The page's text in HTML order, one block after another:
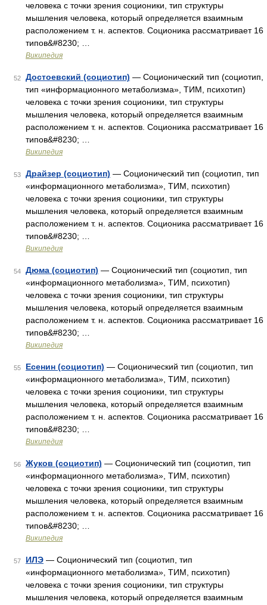
человека с точки зрения соционики, тип структуры
мышления человека, который определяется взаимным
расположением т. н. аспектов. Соционика рассматривает 16
типов&#8230; …
Википедия
52 Достоевский (социотип) — Соционический тип (социотип,
тип «информационного метаболизма», ТИМ, психотип)
человека с точки зрения соционики, тип структуры
мышления человека, который определяется взаимным
расположением т. н. аспектов. Соционика рассматривает 16
типов&#8230; …
Википедия
53 Драйзер (социотип) — Соционический тип (социотип, тип
«информационного метаболизма», ТИМ, психотип)
человека с точки зрения соционики, тип структуры
мышления человека, который определяется взаимным
расположением т. н. аспектов. Соционика рассматривает 16
типов&#8230; …
Википедия
54 Дюма (социотип) — Соционический тип (социотип, тип
«информационного метаболизма», ТИМ, психотип)
человека с точки зрения соционики, тип структуры
мышления человека, который определяется взаимным
расположением т. н. аспектов. Соционика рассматривает 16
типов&#8230; …
Википедия
55 Есенин (социотип) — Соционический тип (социотип, тип
«информационного метаболизма», ТИМ, психотип)
человека с точки зрения соционики, тип структуры
мышления человека, который определяется взаимным
расположением т. н. аспектов. Соционика рассматривает 16
типов&#8230; …
Википедия
56 Жуков (социотип) — Соционический тип (социотип, тип
«информационного метаболизма», ТИМ, психотип)
человека с точки зрения соционики, тип структуры
мышления человека, который определяется взаимным
расположением т. н. аспектов. Соционика рассматривает 16
типов&#8230; …
Википедия
57 ИЛЭ — Соционический тип (социотип, тип
«информационного метаболизма», ТИМ, психотип)
человека с точки зрения соционики, тип структуры
мышления человека, который определяется взаимным